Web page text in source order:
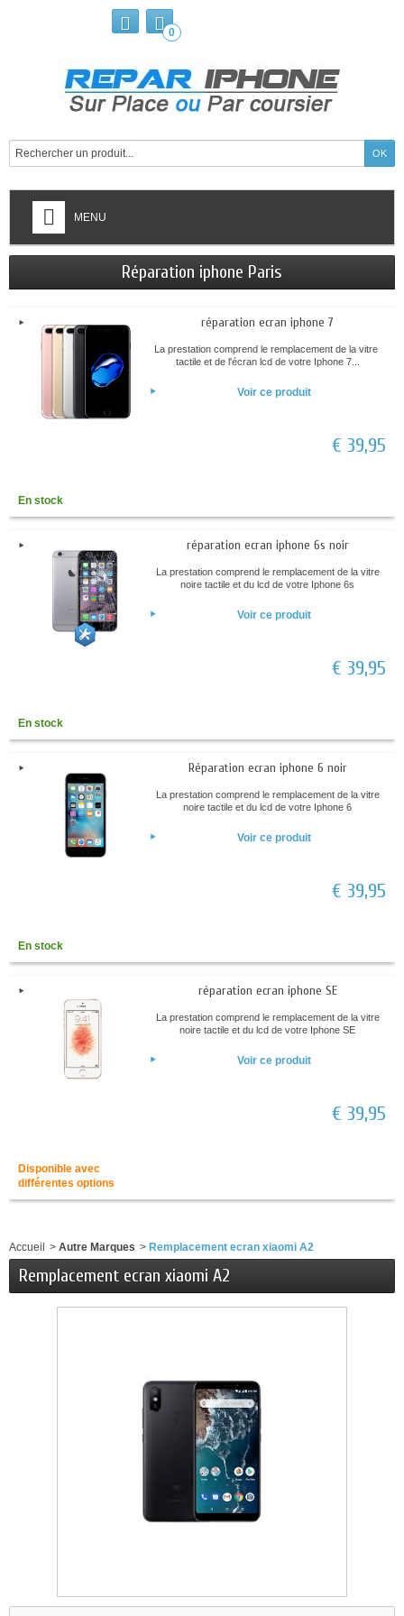
0
MENU
Réparation iphone Paris
réparation ecran iphone 7
La prestation comprend le remplacement de la vitre
tactile et de l'écran lcd de votre Iphone 7...
Voir ce produit
€ 39,95
En stock
réparation ecran iphone 6s noir
La prestation comprend le remplacement de la vitre
noire tactile et du lcd de votre Iphone 6s
Voir ce produit
€ 39,95
En stock
Réparation ecran iphone 6 noir
La prestation comprend le remplacement de la vitre
noire tactile et du lcd de votre Iphone 6
Voir ce produit
€ 39,95
En stock
réparation ecran iphone SE
La prestation comprend le remplacement de la vitre
noire tactile et du lcd de votre Iphone SE
Voir ce produit
€ 39,95
Disponible avec
différentes options
Accueil > Autre Marques > Remplacement ecran xiaomi A2
Remplacement ecran xiaomi A2